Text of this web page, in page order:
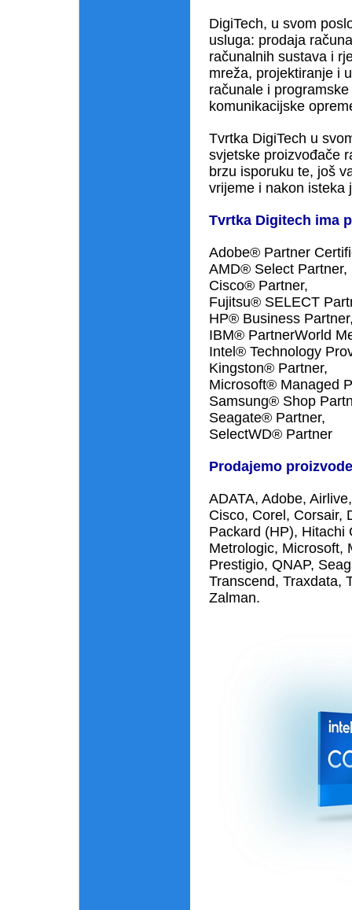
DigiTech, u svom
usluga: prodaja
računalnih sustava i
mreža, projektiranje i
računale i
komunikacijske
Tvrtka DigiTech u
svjetske proizvođače
brzu isporuku te, još
vrijeme i nakon isteka
Tvrtka Digitech ima
Adobe® Partner
AMD® Select Partner,
Cisco® Partner,
Fujitsu® SELECT
HP® Business
IBM® PartnerWorld
Intel® Technology
Kingston® Partner,
Microsoft® Managed
Samsung® Shop
Seagate® Partner,
SelectWD® Partner
Prodajemo
ADATA, Adobe,
Cisco, Corel, Corsair,
Packard (HP), Hitachi
Metrologic, Microsoft,
Prestigio, QNAP,
Transcend, Traxdata,
Zalman.